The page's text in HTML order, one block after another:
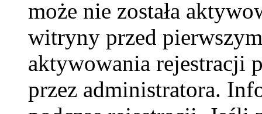
może nie została
witryny przed
aktywowania rejestracji
przez administratora.